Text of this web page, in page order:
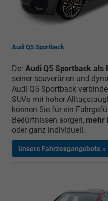
Audi Q5 Sportback
Der Audi Q5 Sportback als
seiner souveränen und
Audi Q5 Sportback
SUVs mit hoher
können Sie für ein
Bedürfnissen sorgen, mehr
oder ganz individuell.
Unsere Fahrzeugangebote »